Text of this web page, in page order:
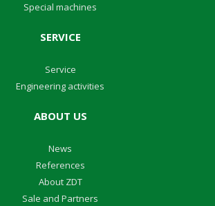
Special machines
SERVICE
Service
Engineering activities
ABOUT US
News
References
About ZDT
Sale and Partners